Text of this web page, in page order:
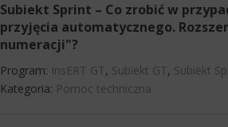
Subiekt Sprint – Co zrobić w
przyjęcia automatycznego.
numeracji"?
Program: InsERT GT, Subiekt GT, Subiekt
Kategoria: Pomoc techniczna